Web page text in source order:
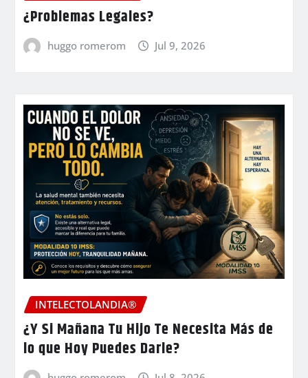
¿Problemas Legales?
huggo romerom Jul 9, 2026
INTELECTOLANDIA®
¿Y Si Mañana Tu Hijo Te Necesita Más de
lo que Hoy Puedes Darle?